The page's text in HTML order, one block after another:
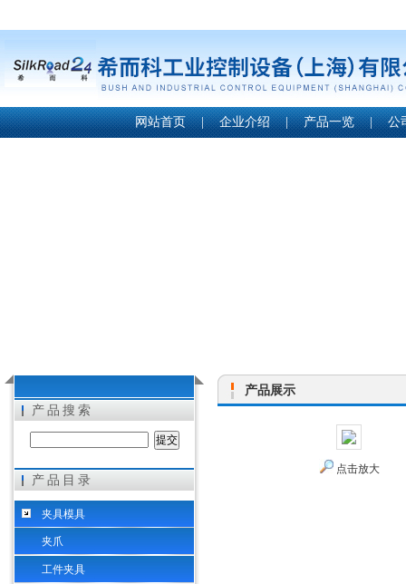
希而科工业控制设备（上海）有限公司
网站首页 | 企业介绍 | 产品一览 | 公
产品搜索
产品目录
夹具模具
夹爪
工件夹具
产品展示
点击放大